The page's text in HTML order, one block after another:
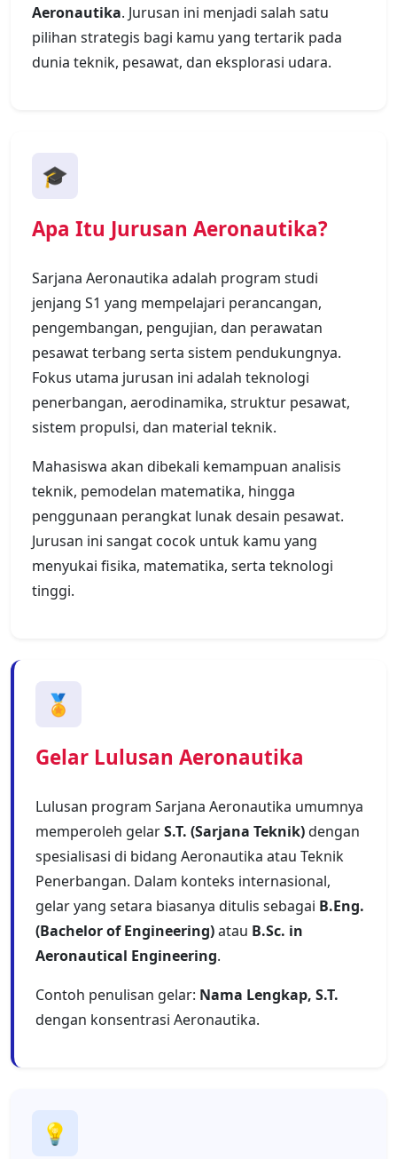
Aeronautika. Jurusan ini menjadi salah satu
pilihan strategis bagi kamu yang tertarik pada
dunia teknik, pesawat, dan eksplorasi udara.
🎓
Apa Itu Jurusan Aeronautika?
Sarjana Aeronautika adalah program studi
jenjang S1 yang mempelajari perancangan,
pengembangan, pengujian, dan perawatan
pesawat terbang serta sistem pendukungnya.
Fokus utama jurusan ini adalah teknologi
penerbangan, aerodinamika, struktur pesawat,
sistem propulsi, dan material teknik.
Mahasiswa akan dibekali kemampuan analisis
teknik, pemodelan matematika, hingga
penggunaan perangkat lunak desain pesawat.
Jurusan ini sangat cocok untuk kamu yang
menyukai fisika, matematika, serta teknologi
tinggi.
🏅
Gelar Lulusan Aeronautika
Lulusan program Sarjana Aeronautika umumnya
memperoleh gelarS.T. (Sarjana Teknik)dengan
spesialisasi di bidang Aeronautika atau Teknik
Penerbangan. Dalam konteks internasional,
gelar yang setara biasanya ditulis sebagai B.Eng.
(Bachelor of Engineering)atau B.Sc. in
Aeronautical Engineering.
Contoh penulisan gelar: Nama Lengkap, S.T.
dengan konsentrasi Aeronautika.
💡